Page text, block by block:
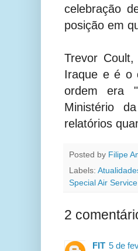
celebração
posição em
Trevor
Iraque e é o
ordem era
Ministério
relatórios
Posted by Filipe
Labels:
Special Air Service
2
FIT 5 de